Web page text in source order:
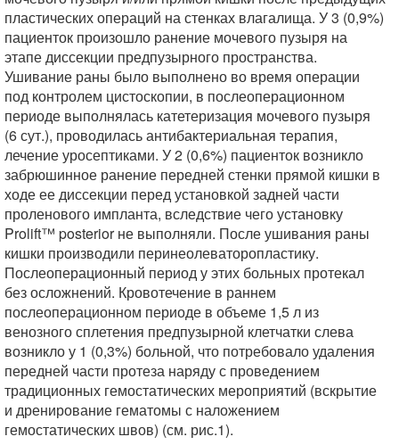
пластических операций на стенках влагалища. У 3 (0,9%)
пациенток произошло ранение мочевого пузыря на
этапе диссекции предпузырного пространства.
Ушивание раны было выполнено во время операции
под контролем цистоскопии, в послеоперационном
периоде выполнялась катетеризация мочевого пузыря
(6 сут.), проводилась антибактериальная терапия,
лечение уросептиками. У 2 (0,6%) пациенток возникло
забрюшинное ранение передней стенки прямой кишки в
ходе ее диссекции перед установкой задней части
проленового импланта, вследствие чего установку
Prolift™ posterior не выполняли. После ушивания раны
кишки производили перинеолеваторопластику.
Послеоперационный период у этих больных протекал
без осложнений. Кровотечение в раннем
послеоперационном периоде в объеме 1,5 л из
венозного сплетения предпузырной клетчатки слева
возникло у 1 (0,3%) больной, что потребовало удаления
передней части протеза наряду с проведением
традиционных гемостатических мероприятий (вскрытие
и дренирование гематомы с наложением
гемостатических швов) (см. рис.1).